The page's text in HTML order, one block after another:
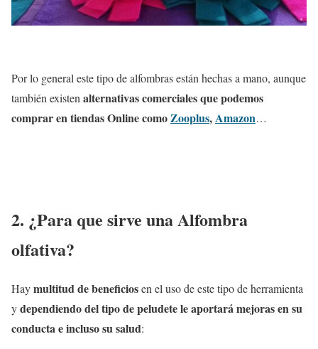
Por lo general este tipo de alfombras están hechas a mano, aunque
también existen alternativas comerciales que podemos
comprar en tiendas Online comoZooplus,Amazon…
2. ¿Para que sirve una Alfombra
olfativa?
Haymultitud de beneficiosen el uso de este tipo de herramienta
ydependiendo del tipo de peludete le aportará mejoras en su
conducta e incluso su salud: